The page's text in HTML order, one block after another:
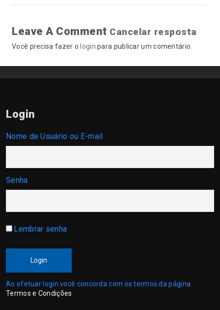
Leave A Comment Cancelar resposta
Você precisa fazer o login para publicar um comentário.
Login
Nome de Usuário ou E-mail
Senha
Lembrar senha
Login
Ao efetuar login você concorda com os termos da página
Termos e Condições